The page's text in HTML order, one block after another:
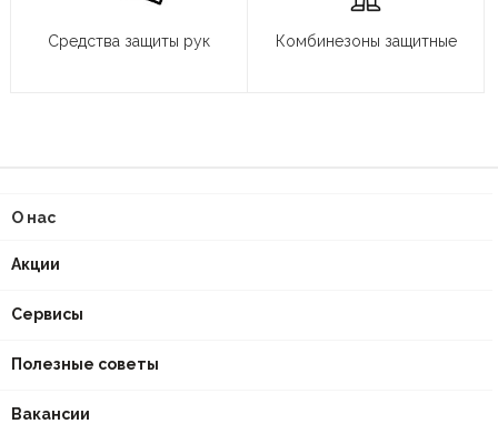
Средства защиты рук Комбинезоны защитные
О нас
Акции
Сервисы
Полезные советы
Вакансии